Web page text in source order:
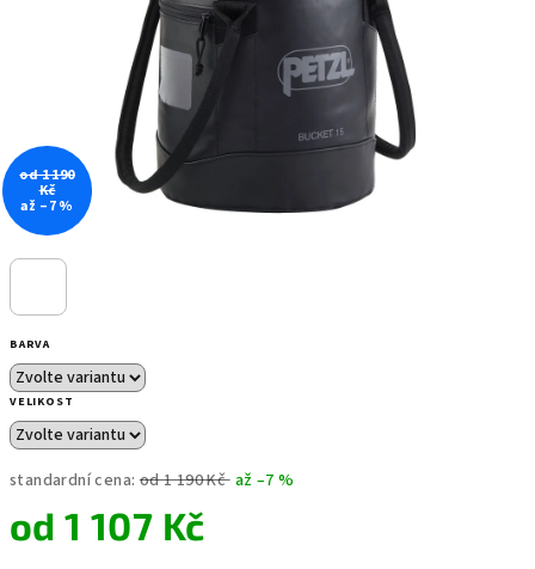
BARVA
VELIKOST
standardní cena: od 1 190 Kč až –7 %
od1 107 Kč
od 1 190
Kč
až –7 %